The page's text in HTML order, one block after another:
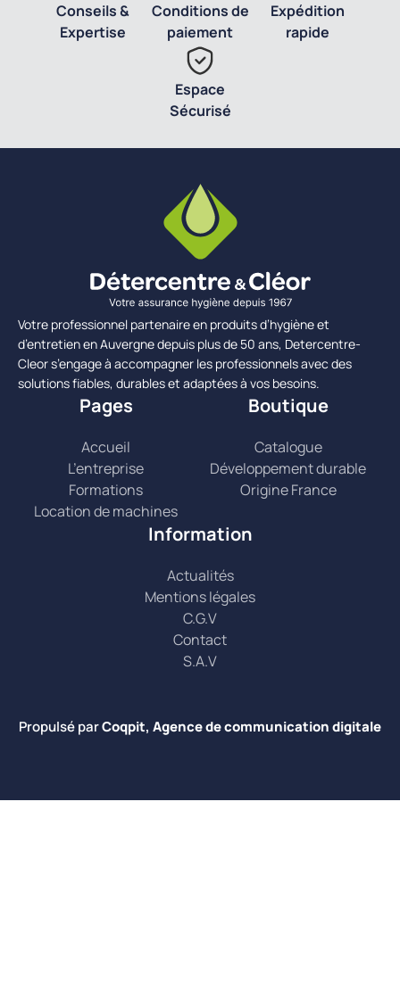
Conseils &
Expertise
Conditions de
paiement
Expédition
rapide
Espace
Sécurisé
Votre professionnel partenaire en produits d’hygiène et
d’entretien en Auvergne depuis plus de 50 ans, Detercentre-
Cleor s’engage à accompagner les professionnels avec des
solutions fiables, durables et adaptées à vos besoins.
Pages
Accueil
L’entreprise
Formations
Location de machines
Boutique
Catalogue
Développement durable
Origine France
Information
Actualités
Mentions légales
C.G.V
Contact
S.A.V
Propulsé parCoqpit, Agence de communication digitale